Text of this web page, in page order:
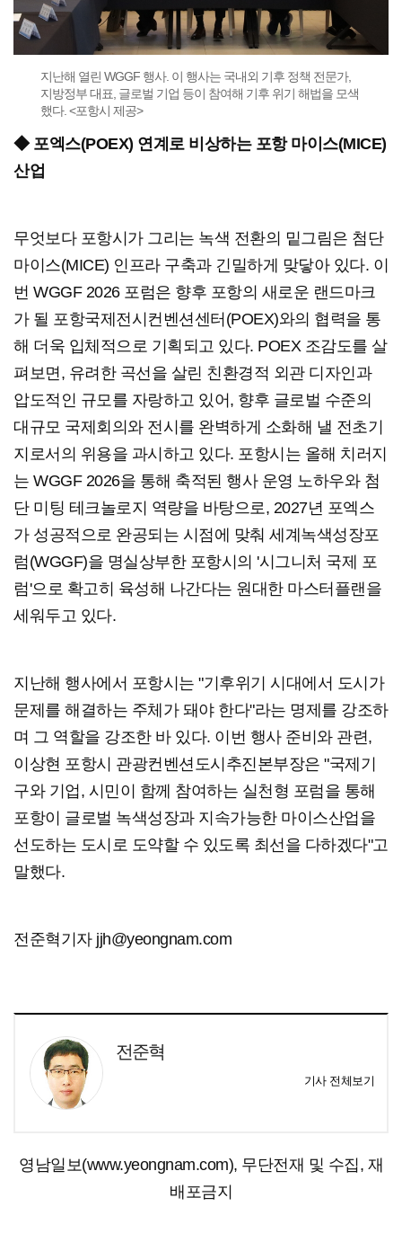
지난해 열린 WGGF 행사. 이 행사는 국내외 기후 정책 전문가,
지방정부 대표, 글로벌 기업 등이 참여해 기후 위기 해법을 모색
했다. <포항시 제공>
◆ 포엑스(POEX) 연계로 비상하는 포항 마이스(MICE)
산업
무엇보다 포항시가 그리는 녹색 전환의 밑그림은 첨단
마이스(MICE) 인프라 구축과 긴밀하게 맞닿아 있다. 이
번 WGGF 2026 포럼은 향후 포항의 새로운 랜드마크
가 될 포항국제전시컨벤션센터(POEX)와의 협력을 통
해 더욱 입체적으로 기획되고 있다. POEX 조감도를 살
펴보면, 유려한 곡선을 살린 친환경적 외관 디자인과
압도적인 규모를 자랑하고 있어, 향후 글로벌 수준의
대규모 국제회의와 전시를 완벽하게 소화해 낼 전초기
지로서의 위용을 과시하고 있다. 포항시는 올해 치러지
는 WGGF 2026을 통해 축적된 행사 운영 노하우와 첨
단 미팅 테크놀로지 역량을 바탕으로, 2027년 포엑스
가 성공적으로 완공되는 시점에 맞춰 세계녹색성장포
럼(WGGF)을 명실상부한 포항시의 '시그니처 국제 포
럼'으로 확고히 육성해 나간다는 원대한 마스터플랜을
세워두고 있다.
지난해 행사에서 포항시는 "기후위기 시대에서 도시가
문제를 해결하는 주체가 돼야 한다"라는 명제를 강조하
며 그 역할을 강조한 바 있다. 이번 행사 준비와 관련,
이상현 포항시 관광컨벤션도시추진본부장은 "국제기
구와 기업, 시민이 함께 참여하는 실천형 포럼을 통해
포항이 글로벌 녹색성장과 지속가능한 마이스산업을
선도하는 도시로 도약할 수 있도록 최선을 다하겠다"고
말했다.
전준혁기자 jjh@yeongnam.com
전준혁
기사 전체보기
영남일보(www.yeongnam.com), 무단전재 및 수집, 재
배포금지